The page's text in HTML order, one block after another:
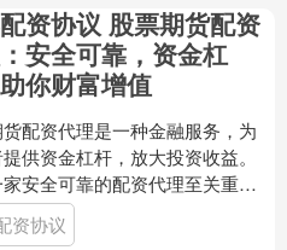
资协议 股票期货配资
安全可靠，资金杠
你财富增值
货配资代理是一种金融服务，为
供资金杠杆，放大投资收益。
安全可靠的配资代理至关重
保资金安全和交易顺畅。 * **资
：**配资网....
资协议